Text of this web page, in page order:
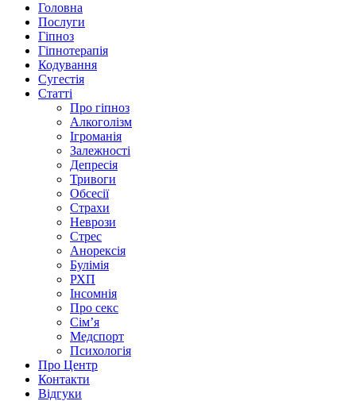
Головна
Послуги
Гіпноз
Гіпнотерапія
Кодування
Сугестія
Статті
Про гіпноз
Алкоголізм
Ігроманія
Залежності
Депресія
Тривоги
Обсесії
Страхи
Неврози
Стрес
Анорексія
Булімія
РХП
Інсомнія
Про секс
Сім’я
Медспорт
Психологія
Про Центр
Контакти
Відгуки